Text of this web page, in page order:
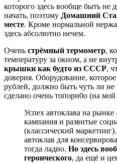
которого здесь вообще быть
начать, поэтому Домашний
месте. Кроме нормальной
здесь абсолютно нечем.
Очень стрёмный термометр,
температуру за окном, а не
крышки как будто из СССР,
доверия. Оборудование,
рублей, должно быть чуть ли не
сделано очень топорн0о (на
Успех автоклава на
кампания и развитые
(классический
автоклав для
тогда ладно. Но здесь
героического, да ещё и